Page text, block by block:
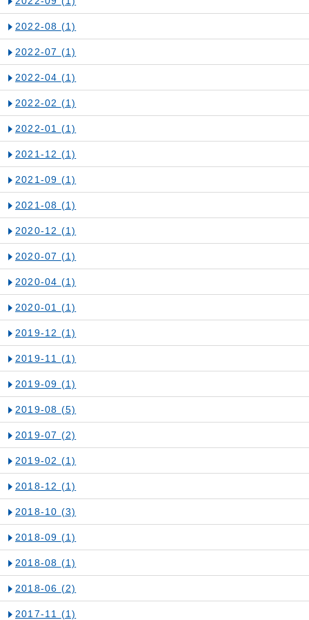
2022-08 (1)
2022-07 (1)
2022-04 (1)
2022-02 (1)
2022-01 (1)
2021-12 (1)
2021-09 (1)
2021-08 (1)
2020-12 (1)
2020-07 (1)
2020-04 (1)
2020-01 (1)
2019-12 (1)
2019-11 (1)
2019-09 (1)
2019-08 (5)
2019-07 (2)
2019-02 (1)
2018-12 (1)
2018-10 (3)
2018-09 (1)
2018-08 (1)
2018-06 (2)
2017-11 (1)